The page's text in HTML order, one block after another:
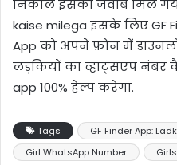
निकाले इसका जवाब मिल
kaise milega इसके लिए GF
App को अपने फ़ोन में
लड़कियों का व्हाट्सएप
app 100% हेल्प करेगा.
Tags
GF Finder App:
Girl WhatsApp Number